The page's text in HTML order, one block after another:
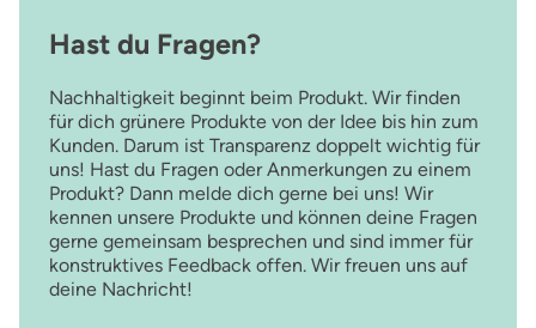
Hast du Fragen?
Nachhaltigkeit beginnt beim Produkt. Wir finden
für dich grünere Produkte von der Idee bis hin zum
Kunden. Darum ist Transparenz doppelt wichtig für
uns! Hast du Fragen oder Anmerkungen zu einem
Produkt? Dann melde dich gerne bei uns! Wir
kennen unsere Produkte und können deine Fragen
gerne gemeinsam besprechen und sind immer für
konstruktives Feedback offen. Wir freuen uns auf
deine Nachricht!